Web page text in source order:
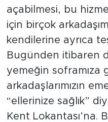
açabilmesi, bu
için birçok
kendilerine ayrıca
Bugünden itibaren
yemeğin soframıza
arkadaşlarımızın
“ellerinize sağlık”
Kent Lokantası’na.